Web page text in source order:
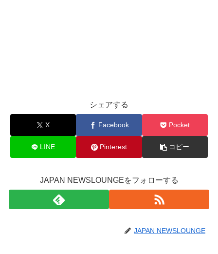
シェアする
X Facebook Pocket
LINE Pinterest コピー
JAPAN NEWSLOUNGEをフォローする
JAPAN NEWSLOUNGE